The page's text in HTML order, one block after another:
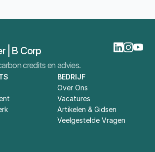
| B Corp
credits en advies.
BEDRIJF
Over Ons
Vacatures
Artikelen & Gidsen
Veelgestelde Vragen